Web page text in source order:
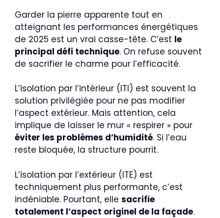
Garder la pierre apparente tout en
atteignant les performances énergétiques
de 2025 est un vrai casse-tête. C’est le
principal défi technique. On refuse souvent
de sacrifier le charme pour l’efficacité.
L’isolation par l’intérieur (ITI) est souvent la
solution privilégiée pour ne pas modifier
l’aspect extérieur. Mais attention, cela
implique de laisser le mur « respirer » pour
éviter les problèmes d’humidité. Si l’eau
reste bloquée, la structure pourrit.
L’isolation par l’extérieur (ITE) est
techniquement plus performante, c’est
indéniable. Pourtant, elle sacrifie
totalement l’aspect originel de la façade.